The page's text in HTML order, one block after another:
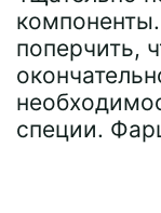
поперчить,
специи.